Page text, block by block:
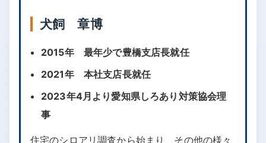
犬飼 章博
2015年 最年少で豊橋支店長就任
2021年 本社支店長就任
2023年4月より愛知県しろあり対策協会理
事
住宅のシロアリ調査から始まり、その他の様々